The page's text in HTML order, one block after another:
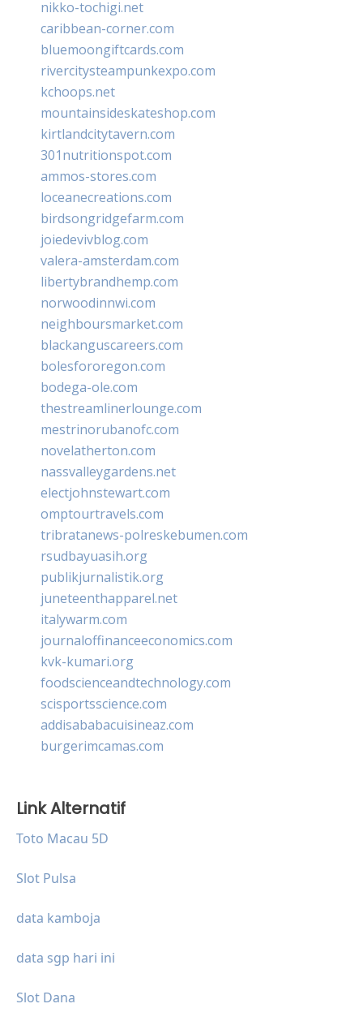
nikko-tochigi.net
caribbean-corner.com
bluemoongiftcards.com
rivercitysteampunkexpo.com
kchoops.net
mountainsideskateshop.com
kirtlandcitytavern.com
301nutritionspot.com
ammos-stores.com
loceanecreations.com
birdsongridgefarm.com
joiedevivblog.com
valera-amsterdam.com
libertybrandhemp.com
norwoodinnwi.com
neighboursmarket.com
blackanguscareers.com
bolesfororegon.com
bodega-ole.com
thestreamlinerlounge.com
mestrinorubanofc.com
novelatherton.com
nassvalleygardens.net
electjohnstewart.com
omptourtravels.com
tribratanews-polreskebumen.com
rsudbayuasih.org
publikjurnalistik.org
juneteenthapparel.net
italywarm.com
journaloffinanceeconomics.com
kvk-kumari.org
foodscienceandtechnology.com
scisportsscience.com
addisababacuisineaz.com
burgerimcamas.com
Link Alternatif
Toto Macau 5D
Slot Pulsa
data kamboja
data sgp hari ini
Slot Dana